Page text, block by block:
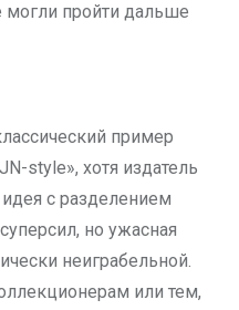
могли пройти дальше
пример
style», хотя издатель
с разделением
но ужасная
неиграбельной.
или тем,